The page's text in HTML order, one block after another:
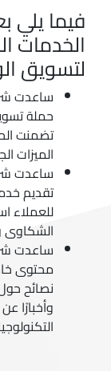
فيما يلي
الخدمات
لتسويق
ساعدت
حملة
تضمنت
الميزات
ساعدت
تقديم
للعملاء
الشكاوى
ساعدت
محتوى
نصائح
وأخبارًا